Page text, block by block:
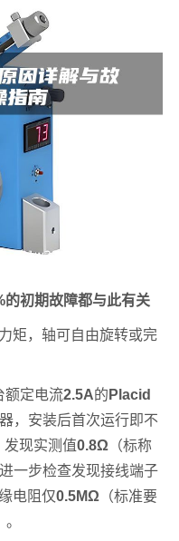
初期故障都与此有关
矩，轴可自由旋转或完
额定电流2.5A的 Placid
，安装后首次运行即不
现实测值0.8Ω（标称
一步检查发现接线端子
电阻仅0.5MΩ （标准要